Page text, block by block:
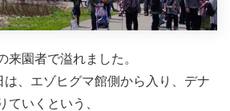
来園者で溢れました。
は、エゾヒグマ館側から入り、デナ
ていくという、